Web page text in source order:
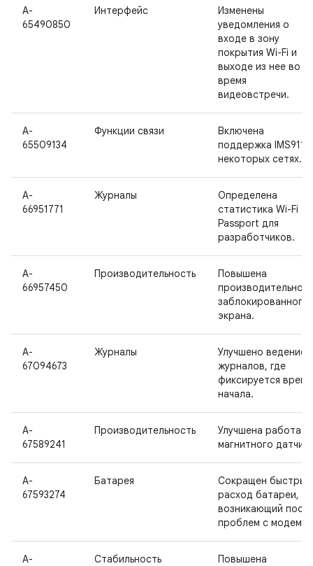
A-
65490850
Интерфейс
Изменены
уведомления о
входе в зону
покрытия Wi-Fi и
выходе из нее во
время
видеовстречи.
A-
65509134
Функции связи
Включена
поддержка IMS911 в
некоторых сетях.
A-
66951771
Журналы
Определена
статистика Wi-Fi
Passport для
разработчиков.
A-
66957450
Производительность
Повышена
заблокированного
экрана.
A-
67094673
Журналы
Улучшено ведение
журналов, где
фиксируется время
начала.
A-
67589241
Производительность
Улучшена работа
магнитного
A-
67593274
Батарея
Сокращен быстрый
расход батареи,
возникающий
проблем с
A-
Стабильность
Повышена